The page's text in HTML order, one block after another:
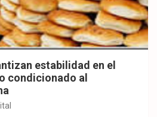
estabilidad en el
condicionado al